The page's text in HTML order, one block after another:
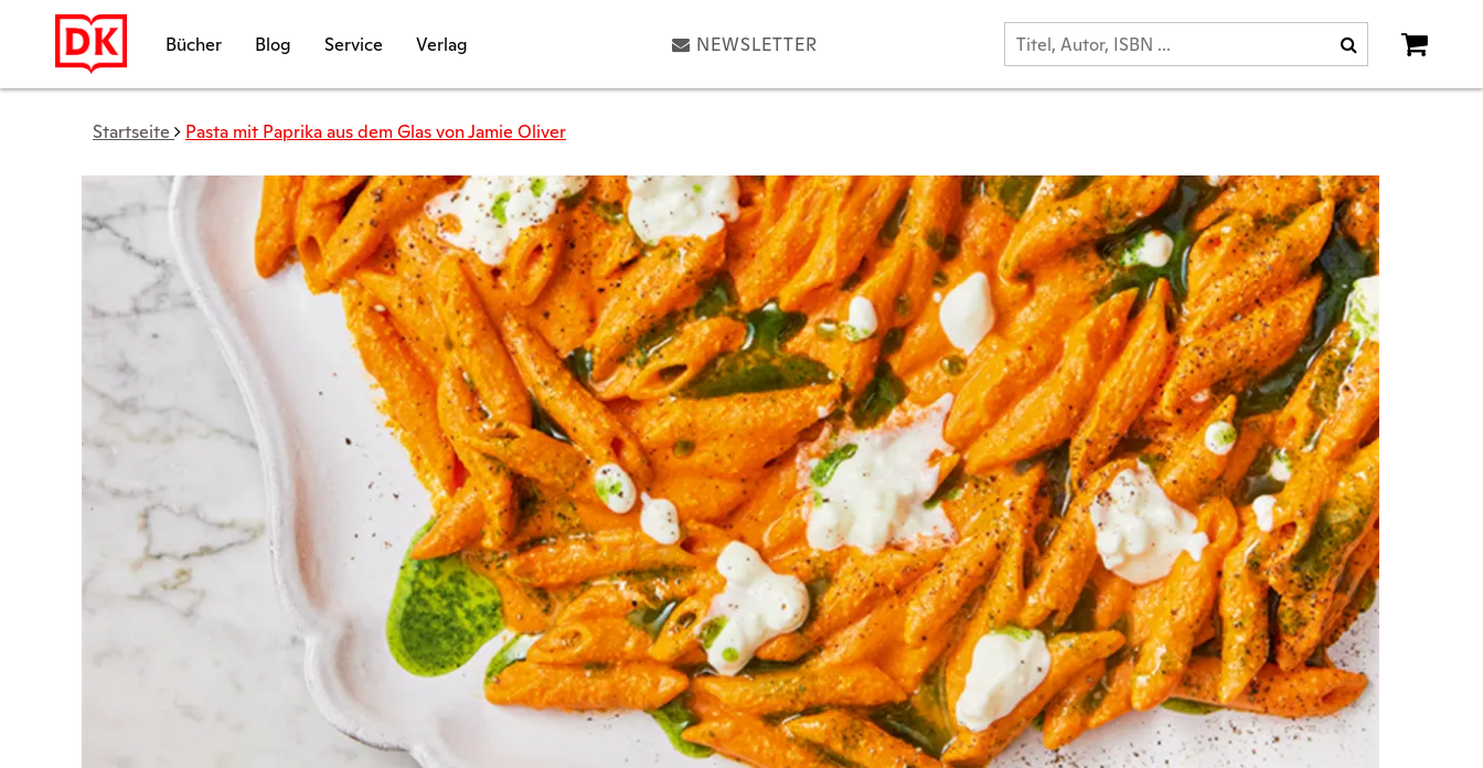
Bücher Blog Service Verlag NEWSLETTER
Startseite Pasta mit Paprika aus dem Glas von Jamie Oliver